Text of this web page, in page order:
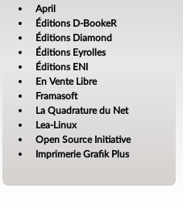
April
Éditions D-BookeR
Éditions Diamond
Éditions Eyrolles
Éditions ENI
En Vente Libre
Framasoft
La Quadrature du Net
Lea-Linux
Open Source Initiative
Imprimerie Grafik Plus